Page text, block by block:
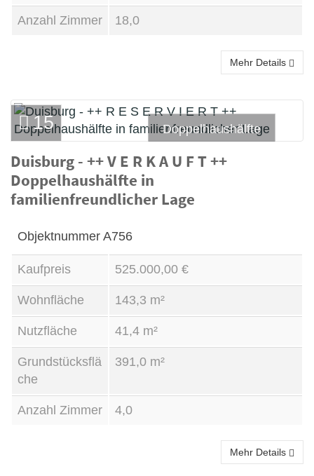
Anzahl Zimmer 18,0
Mehr Details
15 Doppelhaushälfte
Kauf
Duisburg - ++ V E R K A U F T ++
Doppelhaushälfte in
familienfreundlicher Lage
Objektnummer A756
Kaufpreis 525.000,00 €
Wohnfläche 143,3 m²
Nutzfläche 41,4 m²
Grundstücksflä
che
391,0 m²
Anzahl Zimmer 4,0
Mehr Details